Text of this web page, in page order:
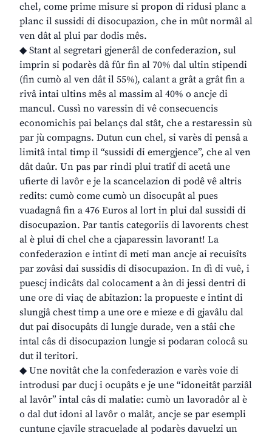
chel, come prime misure si propon di ridusi planc a
planc il sussidi di disocupazion, che in mût normâl al
ven dât al plui par dodis mês.
◆ Stant al segretari gjenerâl de confederazion, sul
imprin si podarès dâ fûr fin al 70% dal ultin stipendi
(fin cumò al ven dât il 55%), calant a grât a grât fin a
rivâ intai ultins mês al massim al 40% o ancje di
mancul. Cussì no varessin di vê consecuencis
economichis pai belançs dal stât, che a restaressin sù
par jù compagns. Dutun cun chel, si varès di pensâ a
limitâ intal timp il “sussidi di emergjence”, che al ven
dât daûr. Un pas par rindi plui tratîf di acetâ une
ufierte di lavôr e je la scancelazion di podê vê altris
redits: cumò come cumò un disocupât al pues
vuadagnâ fin a 476 Euros al lort in plui dal sussidi di
disocupazion. Par tantis categoriis di lavorents chest
al è plui di chel che a cjaparessin lavorant! La
confederazion e intint di meti man ancje ai recuisîts
par zovâsi dai sussidis di disocupazion. In dì di vuê, i
puescj indicâts dal colocament a àn di jessi dentri di
une ore di viaç de abitazion: la propueste e intint di
slungjâ chest timp a une ore e mieze e di gjavâlu dal
dut pai disocupâts di lungje durade, ven a stâi che
intal câs di disocupazion lungje si podaran colocâ su
dut il teritori.
◆ Une novitât che la confederazion e varès voie di
introdusi par ducj i ocupâts e je une “idoneitât parziâl
al lavôr” intal câs di malatie: cumò un lavoradôr al è
o dal dut idoni al lavôr o malât, ancje se par esempli
cuntune cjavile stracuelade al podarès davuelzi un